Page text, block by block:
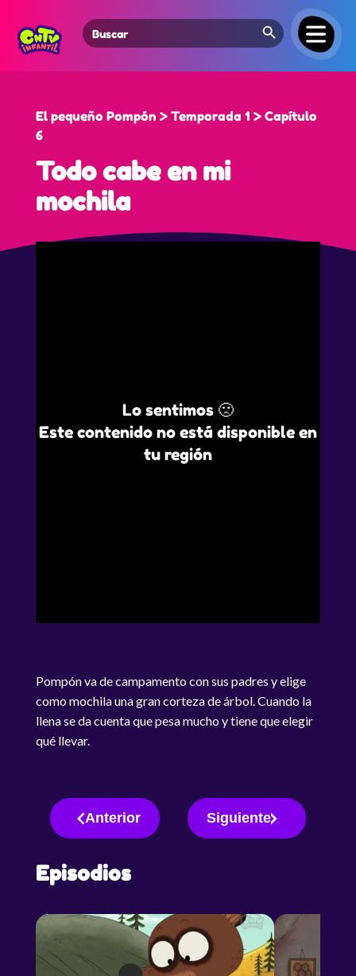
Search
for:
Search Button
El pequeño Pompón > Temporada 1 > Capítulo
6
Todo cabe en mi
mochila
Lo sentimos 🙁
Este contenido no está disponible en
tu región
Pompón va de campamento con sus padres y elige
como mochila una gran corteza de árbol. Cuando la
llena se da cuenta que pesa mucho y tiene que elegir
qué llevar.
Anterior Siguiente
Episodios